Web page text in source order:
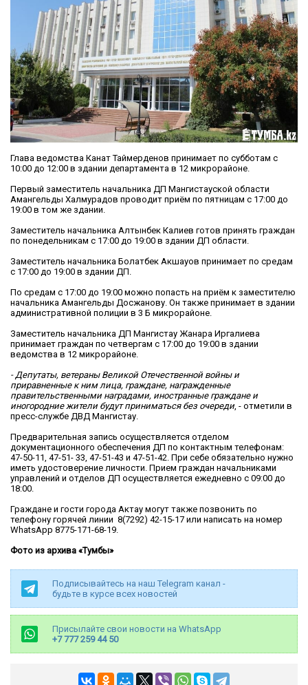
Глава ведомства Канат Таймерденов принимает по субботам с
10:00 до 12:00 в здании департамента в 12 микрорайоне.
Первый заместитель начальника ДП Мангистауской области
Амангельды Халмурадов проводит приём по пятницам с 17:00 до
19:00 в том же здании.
Заместитель начальника Алтынбек Калиев готов принять граждан
по понедельникам с 17:00 до 19:00 в здании ДП области.
Заместитель начальника Болатбек Акшауов принимает по средам
с 17:00 до 19:00 в здании ДП.
По средам с 17:00 до 19:00 можно попасть на приём к заместителю
начальника Амангельды Досжанову. Он также принимает в здании
административной полиции в 3 Б микрорайоне.
Заместитель начальника ДП Мангистау Жанара Иргалиева
принимает граждан по четвергам с 17:00 до 19:00 в здании
ведомства в 12 микрорайоне.
- Депутаты, ветераны Великой Отечественной войны и
приравненные к ним лица, граждане, награжденные
правительственными наградами, иностранные граждане и
иногородние жители будут приниматься без очереди, - отметили в
пресс-службе ДВД Мангистау.
Предварительная запись осуществляется отделом
документационного обеспечения ДП по контактным телефонам:
47-50-11, 47-51- 33, 47-51-43 и 47-51-42. При себе обязательно нужно
иметь удостоверение личности. Прием граждан начальниками
управлений и отделов ДП осуществляется ежедневно с 09:00 до
18:00.
Граждане и гости города Актау могут также позвонить по
телефону горячей линии 8(7292) 42-15-17 или написать на номер
WhatsApp 8775-171-68-19.
Фото из архива «Тумбы»
Подписывайтесь на наш Telegram канал -
будьте в курсе всех новостей
Присылайте свои новости на WhatsApp
+7 777 259 44 50